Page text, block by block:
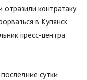
отразили контратаку
в Купянск
пресс-центра
сутки